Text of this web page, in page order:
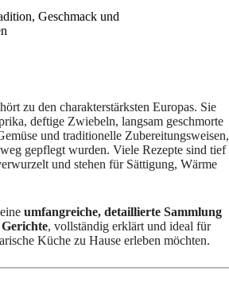
Geschmack und
zu den charakterstärksten Europas. Sie
deftige Zwiebeln, langsam geschmorte
und traditionelle Zubereitungsweisen,
gepflegt wurden. Viele Rezepte sind tief
und stehen für Sättigung, Wärme
umfangreiche, detaillierte Sammlung
, vollständig erklärt und ideal für
Küche zu Hause erleben möchten.